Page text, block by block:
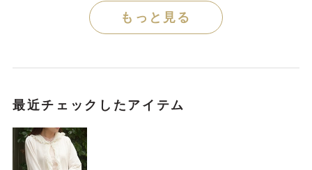
もっと見る
最近チェックしたアイテム